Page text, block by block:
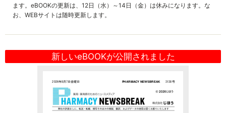
ます。eBOOKの更新は、12日（水）～14日（金）は休みになります。な
お、WEBサイトは随時更新します。
新しいeBOOKが公開されました